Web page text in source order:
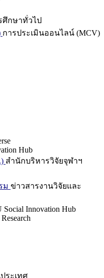
ศึกษาทั่วไป
การประเมินออนไลน์ (MCV)
Hub
สำนักบริหารวิจัยจุฬาฯ
ม ข่าวสารงานวิจัยและ
Social Innovation Hub
ระเทศ